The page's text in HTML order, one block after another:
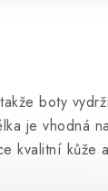
boty
je vhodná
kvalitní kůže